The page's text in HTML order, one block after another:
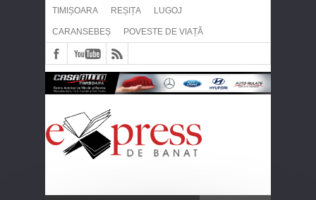
TIMIȘOARA REȘIȚA LUGOJ
CARANSEBEȘ POVESTE DE VIAȚĂ